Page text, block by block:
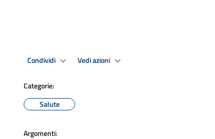
Condividi Vedi azioni
Categorie:
Salute
Argomenti: